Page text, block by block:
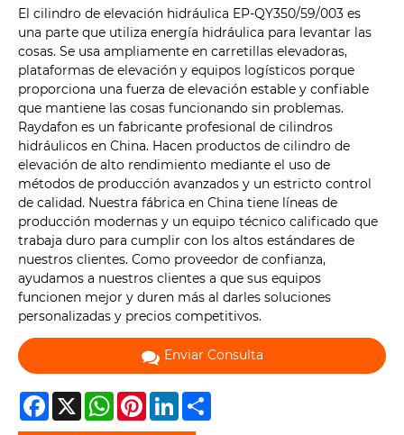
El cilindro de elevación hidráulica EP-QY350/59/003 es
una parte que utiliza energía hidráulica para levantar las
cosas. Se usa ampliamente en carretillas elevadoras,
plataformas de elevación y equipos logísticos porque
proporciona una fuerza de elevación estable y confiable
que mantiene las cosas funcionando sin problemas.
Raydafon es un fabricante profesional de cilindros
hidráulicos en China. Hacen productos de cilindro de
elevación de alto rendimiento mediante el uso de
métodos de producción avanzados y un estricto control
de calidad. Nuestra fábrica en China tiene líneas de
producción modernas y un equipo técnico calificado que
trabaja duro para cumplir con los altos estándares de
nuestros clientes. Como proveedor de confianza,
ayudamos a nuestros clientes a que sus equipos
funcionen mejor y duren más al darles soluciones
personalizadas y precios competitivos.
Enviar Consulta
Facebook
X WhatsAppPinterestLinkedIn